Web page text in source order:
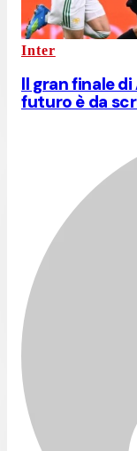
Inter
Il gran finale
futuro è da